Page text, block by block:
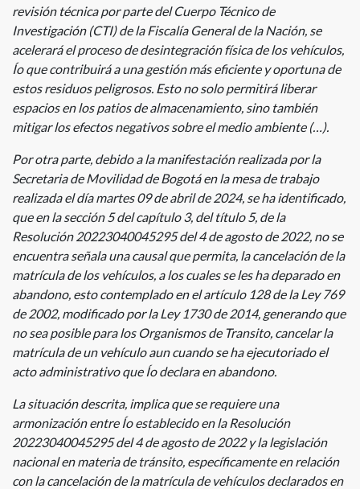
revisión técnica por parte del Cuerpo Técnico de
Investigación (CTI) de la Fiscalía General de la Nación, se
acelerará el proceso de desintegración física de los vehículos,
Ío que contribuirá a una gestión más eficiente y oportuna de
estos residuos peligrosos. Esto no solo permitirá liberar
espacios en los patios de almacenamiento, sino también
mitigar los efectos negativos sobre el medio ambiente (…).
Por otra parte, debido a la manifestación realizada por la
Secretaria de Movilidad de Bogotá en la mesa de trabajo
realizada el día martes 09 de abril de 2024, se ha identificado,
que en la sección 5 del capítulo 3, del título 5, de la
Resolución 20223040045295 del 4 de agosto de 2022, no se
encuentra señala una causal que permita, la cancelación de la
matrícula de los vehículos, a los cuales se les ha deparado en
abandono, esto contemplado en el artículo 128 de la Ley 769
de 2002, modificado por la Ley 1730 de 2014, generando que
no sea posible para los Organismos de Transito, cancelar la
matrícula de un vehículo aun cuando se ha ejecutoriado el
acto administrativo que Ío declara en abandono.
La situación descrita, implica que se requiere una
armonización entre Ío establecido en la Resolución
20223040045295 del 4 de agosto de 2022 y la legislación
nacional en materia de tránsito, específicamente en relación
con la cancelación de la matrícula de vehículos declarados en